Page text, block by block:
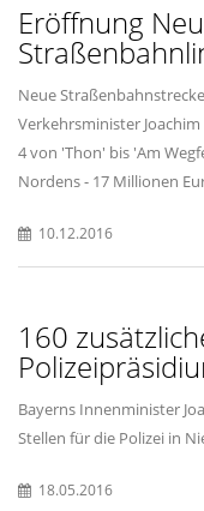
Eröffnung
Neue
Verkehrsminister
4 von 'Thon' bis 'Am
Nordens - 17 Millionen
10.12.2016
160
Bayerns Innenminister
Stellen für die Polizei in
18.05.2016